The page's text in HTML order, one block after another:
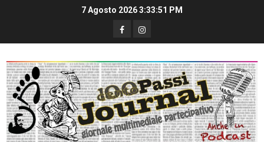
7 Agosto 20263:33:51 PM